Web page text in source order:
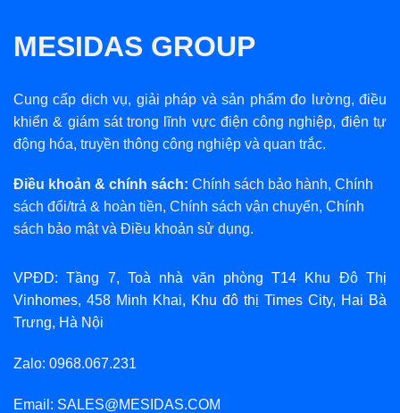
MESIDAS GROUP
Cung cấp dịch vụ, giải pháp và sản phẩm đo lường, điều
khiển & giám sát trong lĩnh vực điện công nghiệp, điện tự
động hóa, truyền thông công nghiệp và quan trắc.
Điều khoản & chính sách: Chính sách bảo hành, Chính
sách đổi/trả & hoàn tiền, Chính sách vận chuyển, Chính
sách bảo mậtvà Điều khoản sử dụng.
VPĐD: Tầng 7, Toà nhà văn phòng T14 Khu Đô Thị
Vinhomes, 458 Minh Khai, Khu đô thị Times City, Hai Bà
Trưng, Hà Nội
Zalo: 0968.067.231
Email: SALES@MESIDAS.COM